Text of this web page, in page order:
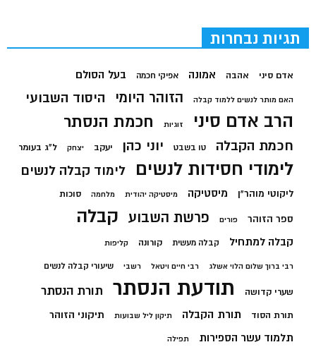
תגיות נבחרות
אדם סיני אהבה אמונה אפיקי חכמה בעל הסולם
האם מותר לנשים ללמוד קבלה הזוהר היומי היסוד השבועי
הרב אדם סיני זוגיות חכמת הנסתר
חכמת הקבלה טו בשבט יוני כהן יעקב יצחק ל"ג בעומר
לימודי חסידות לנשים לימוד קבלה לנשים
ליקוטי מוהר"ן מיסטיקה מיסטיקה יהודית מלחמה סוכות
ספר הזוהר פורים פרשת השבוע קבלה
קבלה למתחיל קבלה מעשית קורונה קליפות
רבי ברוך שלום הלוי אשלג רבי חיים ויטאל רשבי שיעורי קבלה לנשים
שערי קדושה תודעת הנסתר תורת הנסתר
תורת הסוד תורת הקבלה תיקון ליל שבועות תיקוני הזוהר
תלמוד עשר הספירות תפילה